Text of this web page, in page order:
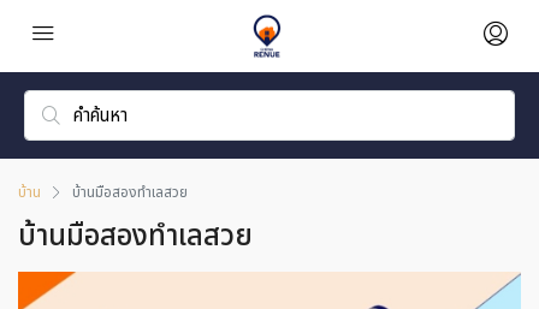
บ้าน บ้านมือสองทำเลสวย
บ้านมือสองทำเลสวย